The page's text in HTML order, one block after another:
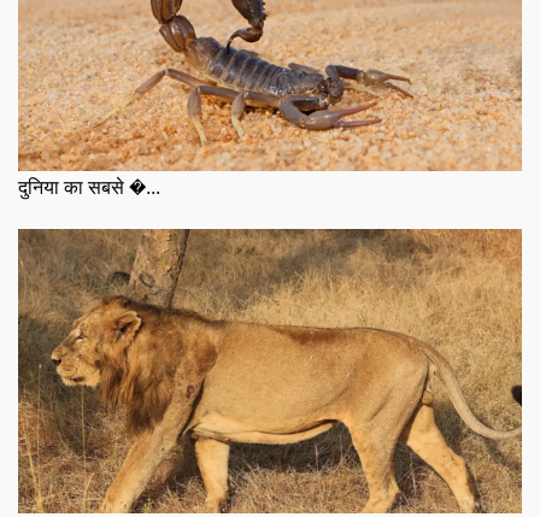
दुनिया का सबसे �...